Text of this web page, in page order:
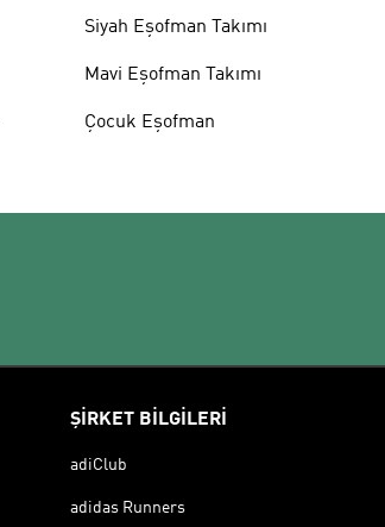
Siyah Eşofman Takımı
Mavi Eşofman Takımı
Çocuk Eşofman
ŞİRKET BİLGİLERİ
adiClub
adidas Runners